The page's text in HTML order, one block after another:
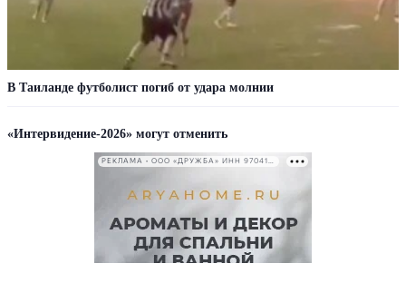
В Таиланде футболист погиб от удара молнии
«Интервидение-2026» могут отменить
РЕКЛАМА • ООО «ДРУЖБА» ИНН 9704146411